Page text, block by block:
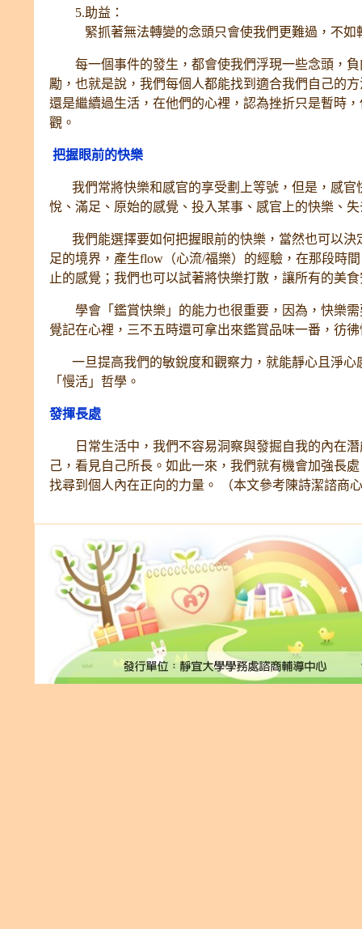
5.助益：
緊抓著無法轉變的念頭只會使我們更難過，不
每一個事件的發生，都會使我們浮現一些念頭，負
勵，也就是說，我們每個人都能找到適合我們自己的
還是繼續過生活，在他們的心裡，認為挫折只是暫時
觀。
把握眼前的快樂
我們常將快樂和感官的享受劃上等號，但是，感官
悅、滿足、原始的感覺、投入某事、感官上的快樂
我們能選擇要如何把握眼前的快樂，當然也可以決
足的境界，產生flow（心流/福樂）的經驗，在那段時
止的感覺；我們也可以試著將快樂打散，讓所有的
學會「鑑賞快樂」的能力也很重要，因為，快樂需
覺記在心裡，三不五時還可拿出來鑑賞品味一番，彷
一旦提高我們的敏銳度和觀察力，就能靜心且淨心
「慢活」哲學。
發揮長處
日常生活中，我們不容易洞察與發掘自我的內在潛
己，看見自己所長。如此一來，我們就有機會加強長
找尋到個人內在正向的力量。 （本文參考陳詩潔諮商